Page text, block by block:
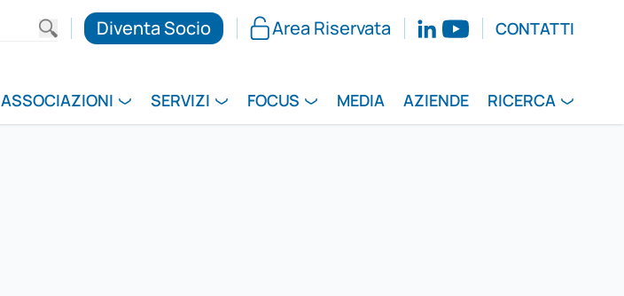
Diventa Socio Area Riservata CONTATTI
ASSOCIAZIONI SERVIZI FOCUS MEDIA AZIENDE RICERCA